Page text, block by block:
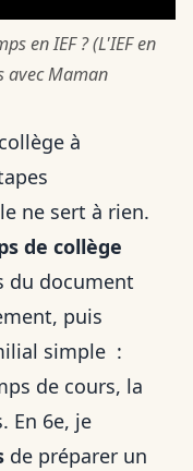
en IEF ? (L'IEF en
avec Maman
à
ne sert à rien.
de collège
du document
puis
simple :
de cours, la
En 6e, je
de préparer un